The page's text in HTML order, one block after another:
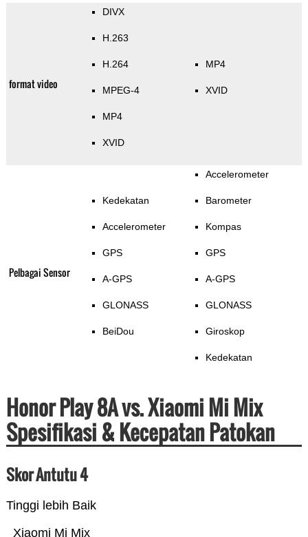
format video
DIVX
H.263
H.264
MPEG-4
MP4
XVID
MP4
XVID
Pelbagai Sensor
Kedekatan
Accelerometer
GPS
A-GPS
GLONASS
BeiDou
Accelerometer
Barometer
Kompas
GPS
A-GPS
GLONASS
Giroskop
Kedekatan
Honor Play 8A vs. Xiaomi Mi Mix
Spesifikasi & Kecepatan Patokan
Skor Antutu 4
Tinggi lebih Baik
Xiaomi Mi Mix